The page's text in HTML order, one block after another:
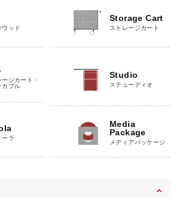
ウッド
Storage Cart
ストレージカート
ージカート・
カブル
Studio
ステューディオ
ーラ
Media
Package
メディアパッケージ